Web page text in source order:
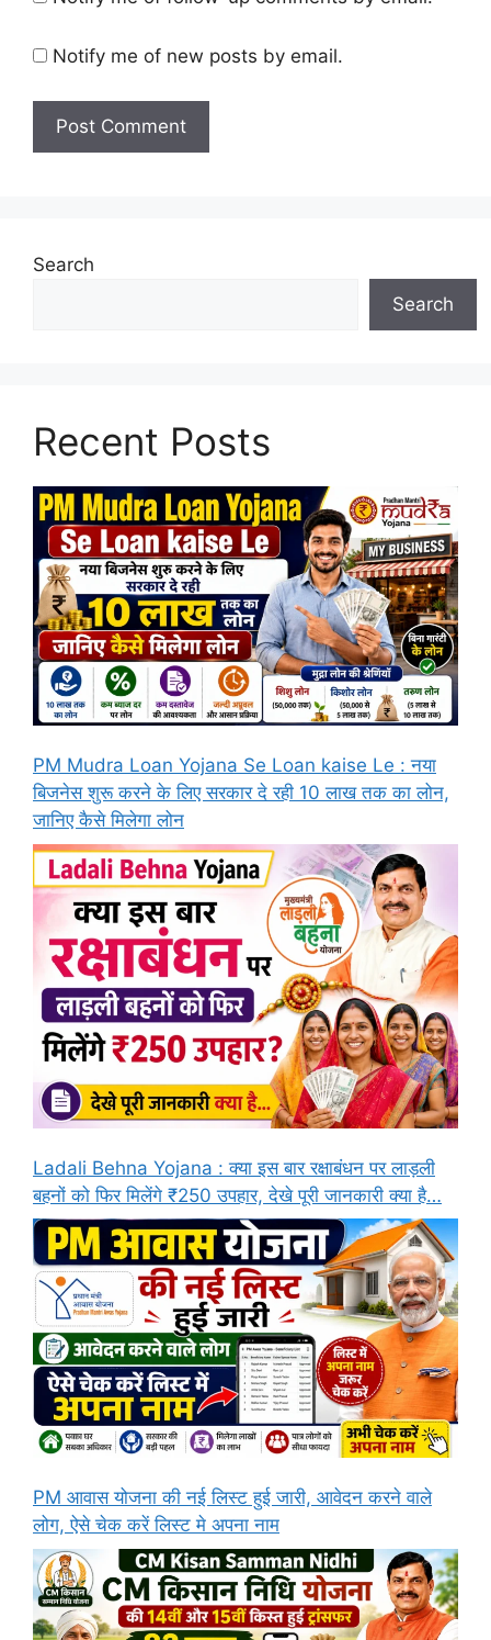
Notify me of new posts by email.
Search
Search
Recent Posts
PM Mudra Loan Yojana Se Loan kaise Le : नया
बिजनेस शुरू करने के लिए सरकार दे रही 10 लाख तक का लोन,
जानिए कैसे मिलेगा लोन
Ladali Behna Yojana : क्या इस बार रक्षाबंधन पर लाड़ली
बहनों को फिर मिलेंगे ₹250 उपहार, देखे पूरी जानकारी क्या है…
PM आवास योजना की नई लिस्ट हुई जारी, आवेदन करने वाले
लोग, ऐसे चेक करें लिस्ट मे अपना नाम